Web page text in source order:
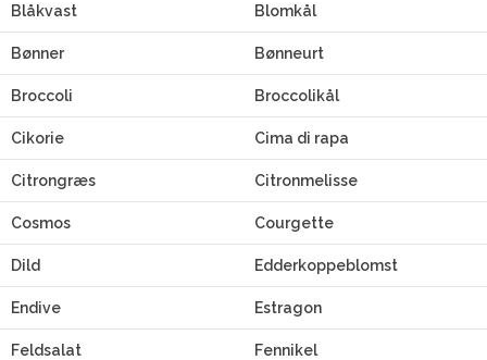
Blåkvast Blomkål
Bønner Bønneurt
Broccoli Broccolikål
Cikorie Cima di rapa
Citrongræs Citronmelisse
Cosmos Courgette
Dild Edderkoppeblomst
Endive Estragon
Feldsalat Fennikel